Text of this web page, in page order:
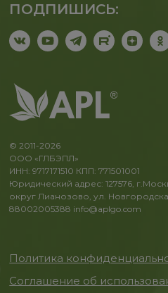
ПОДПИШИСЬ:
© 2011-2026
ООО «ГЛБЭПЛ»
ИНН: 9717171510 КПП: 771501001
Юридический адрес: 127576,
округ Лианозово, ул.
88002005388 info@aplgo.com
Политика
Соглашение об